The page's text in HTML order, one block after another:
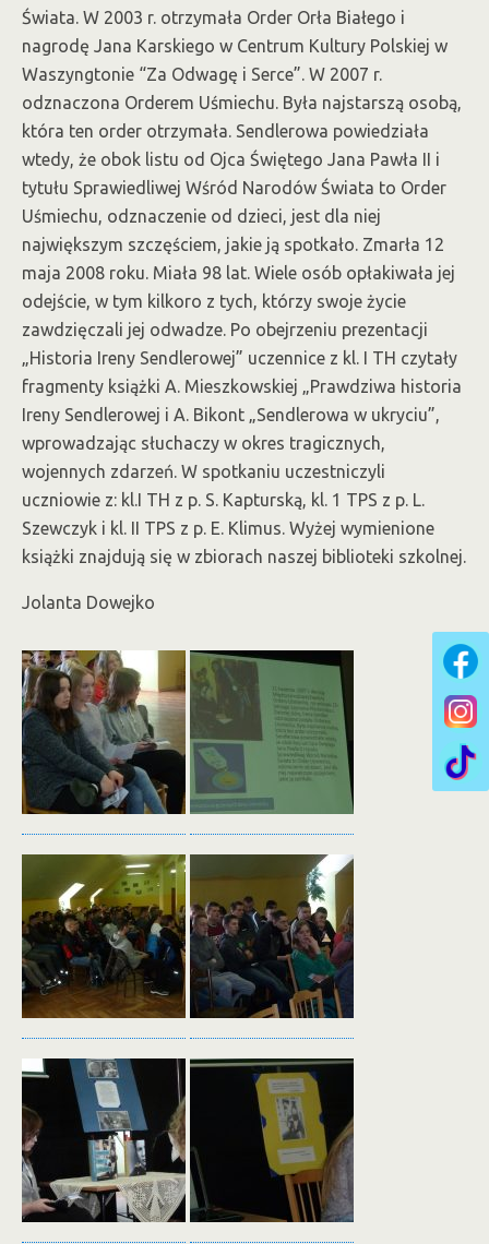
Świata. W 2003 r. otrzymała Order Orła Białego i
nagrodę Jana Karskiego w Centrum Kultury Polskiej w
Waszyngtonie “Za Odwagę i Serce”. W 2007 r.
odznaczona Orderem Uśmiechu. Była najstarszą osobą,
która ten order otrzymała. Sendlerowa powiedziała
wtedy, że obok listu od Ojca Świętego Jana Pawła II i
tytułu Sprawiedliwej Wśród Narodów Świata to Order
Uśmiechu, odznaczenie od dzieci, jest dla niej
największym szczęściem, jakie ją spotkało. Zmarła 12
maja 2008 roku. Miała 98 lat. Wiele osób opłakiwała jej
odejście, w tym kilkoro z tych, którzy swoje życie
zawdzięczali jej odwadze. Po obejrzeniu prezentacji
„Historia Ireny Sendlerowej” uczennice z kl. I TH czytały
fragmenty książki A. Mieszkowskiej „Prawdziwa historia
Ireny Sendlerowej i A. Bikont „Sendlerowa w ukryciu”,
wprowadzając słuchaczy w okres tragicznych,
wojennych zdarzeń. W spotkaniu uczestniczyli
uczniowie z: kl.I TH z p. S. Kapturską, kl. 1 TPS z p. L.
Szewczyk i kl. II TPS z p. E. Klimus. Wyżej wymienione
książki znajdują się w zbiorach naszej biblioteki szkolnej.
Jolanta Dowejko